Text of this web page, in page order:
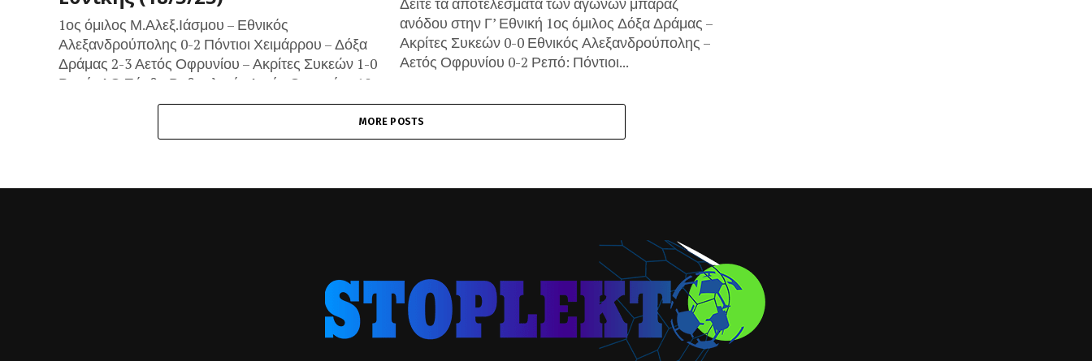
1ος όμιλος Μ.Αλεξ.Ιάσμου – Εθνικός
Αλεξανδρούπολης 0-2 Πόντιοι Χειμάρρου – Δόξα
Δράμας 2-3 Αετός Οφρυνίου – Ακρίτες Συκεών 1-0
Ρεπό: ΑΟ Ξάνθη Βαθμολογία Αετός Οφρυνίου 10...
ανόδου στην Γ’ Εθνική 1ος όμιλος Δόξα Δράμας –
Ακρίτες Συκεών 0-0 Εθνικός Αλεξανδρούπολης –
Αετός Οφρυνίου 0-2 Ρεπό: Πόντιοι...
MORE POSTS